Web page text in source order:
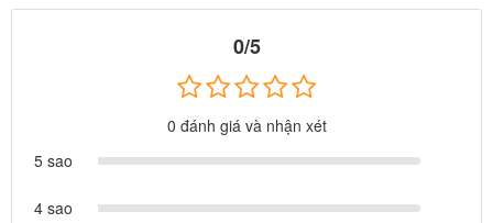
0/5
0 đánh giá và nhận xét
5 sao
4 sao